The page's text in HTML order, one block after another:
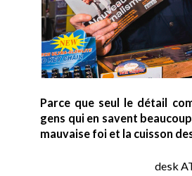
Parce que seul le détail
gens qui en savent
mauvaise foi et la cuisson
desk